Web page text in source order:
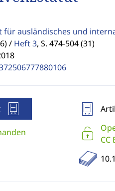
für ausländisches und
/ Heft 3, S. 474-504 (31)
CC